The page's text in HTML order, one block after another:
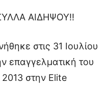
ΑΙΔΗΨΟΥ!!
στις 31 Ιουλίου
επαγγελματική του
στην Elite